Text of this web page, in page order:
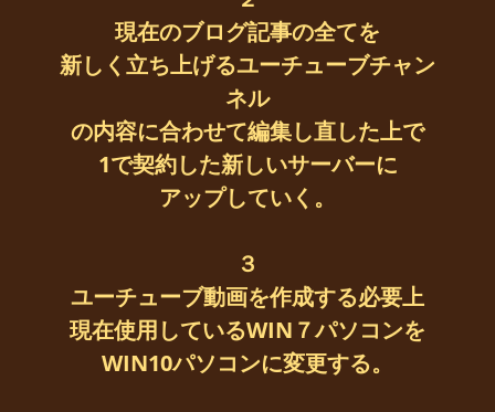
現在のブログ記事の全てを
新しく立ち上げるユーチューブチャン
ネル
の内容に合わせて編集し直した上で
1で契約した新しいサーバーに
アップしていく。
３
ユーチューブ動画を作成する必要上
現在使用しているWIN７パソコンを
WIN10パソコンに変更する。